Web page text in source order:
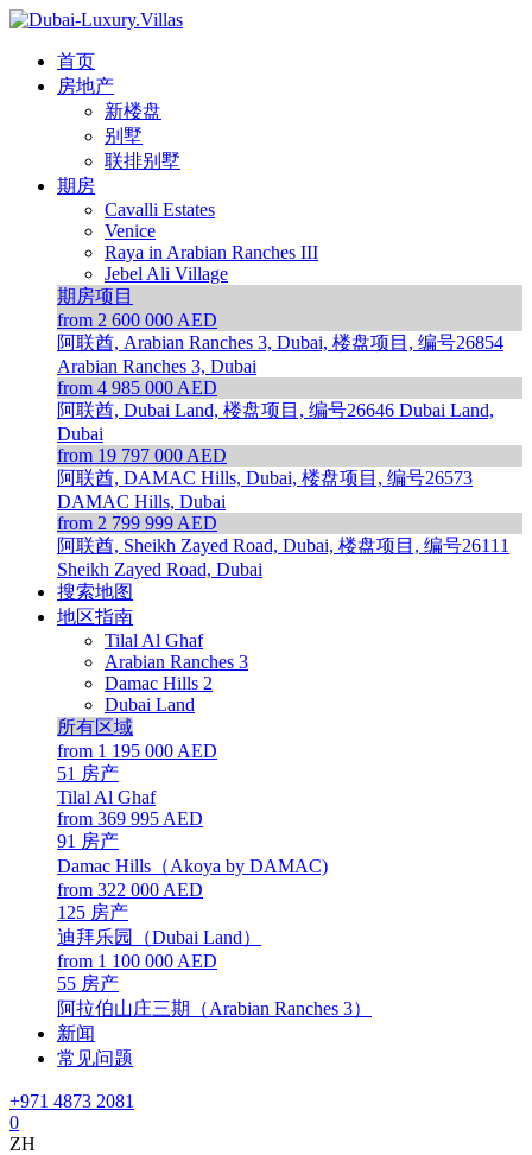
首页
房地产
新楼盘
别墅
联排别墅
期房
Cavalli Estates
Venice
Raya in Arabian Ranches III
Jebel Ali Village
期房项目
from 2 600 000 AED
阿联酋, Arabian Ranches 3, Dubai, 楼盘项目, 编号26854
Arabian Ranches 3, Dubai
from 4 985 000 AED
阿联酋, Dubai Land, 楼盘项目, 编号26646 Dubai Land,
Dubai
from 19 797 000 AED
阿联酋, DAMAC Hills, Dubai, 楼盘项目, 编号26573
DAMAC Hills, Dubai
from 2 799 999 AED
阿联酋, Sheikh Zayed Road, Dubai, 楼盘项目, 编号26111
Sheikh Zayed Road, Dubai
搜索地图
地区指南
Tilal Al Ghaf
Arabian Ranches 3
Damac Hills 2
Dubai Land
所有区域
from 1 195 000 AED
51 房产
Tilal Al Ghaf
from 369 995 AED
91 房产
Damac Hills（Akoya by DAMAC)
from 322 000 AED
125 房产
迪拜乐园（Dubai Land）
from 1 100 000 AED
55 房产
阿拉伯山庄三期（Arabian Ranches 3）
新闻
常见问题
+971 4873 2081
0
ZH